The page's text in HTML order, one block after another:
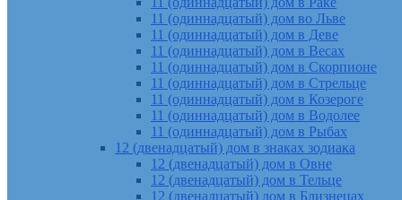
11 (одиннадцатый) дом во Льве
11 (одиннадцатый) дом в Деве
11 (одиннадцатый) дом в Весах
11 (одиннадцатый) дом в Скорпионе
11 (одиннадцатый) дом в Стрельце
11 (одиннадцатый) дом в Козероге
11 (одиннадцатый) дом в Водолее
11 (одиннадцатый) дом в Рыбах
12 (двенадцатый) дом в знаках зодиака
12 (двенадцатый) дом в Овне
12 (двенадцатый) дом в Тельце
12 (двенадцатый) дом в Близнецах